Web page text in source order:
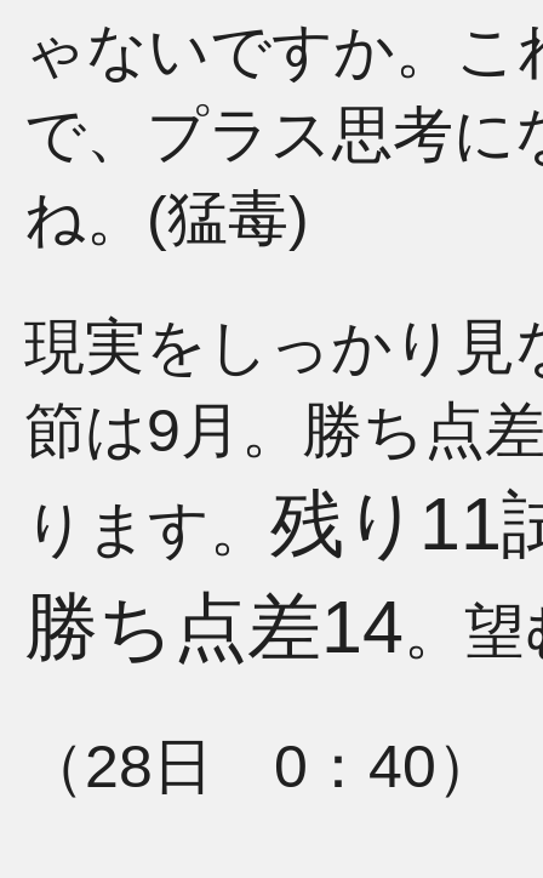
ゃないですか。
で、プラス思考に
ね。(猛毒)
現実をしっかり見
節は9月。勝ち点
ります。 残り11
勝ち点差14。
（28日 0：40）